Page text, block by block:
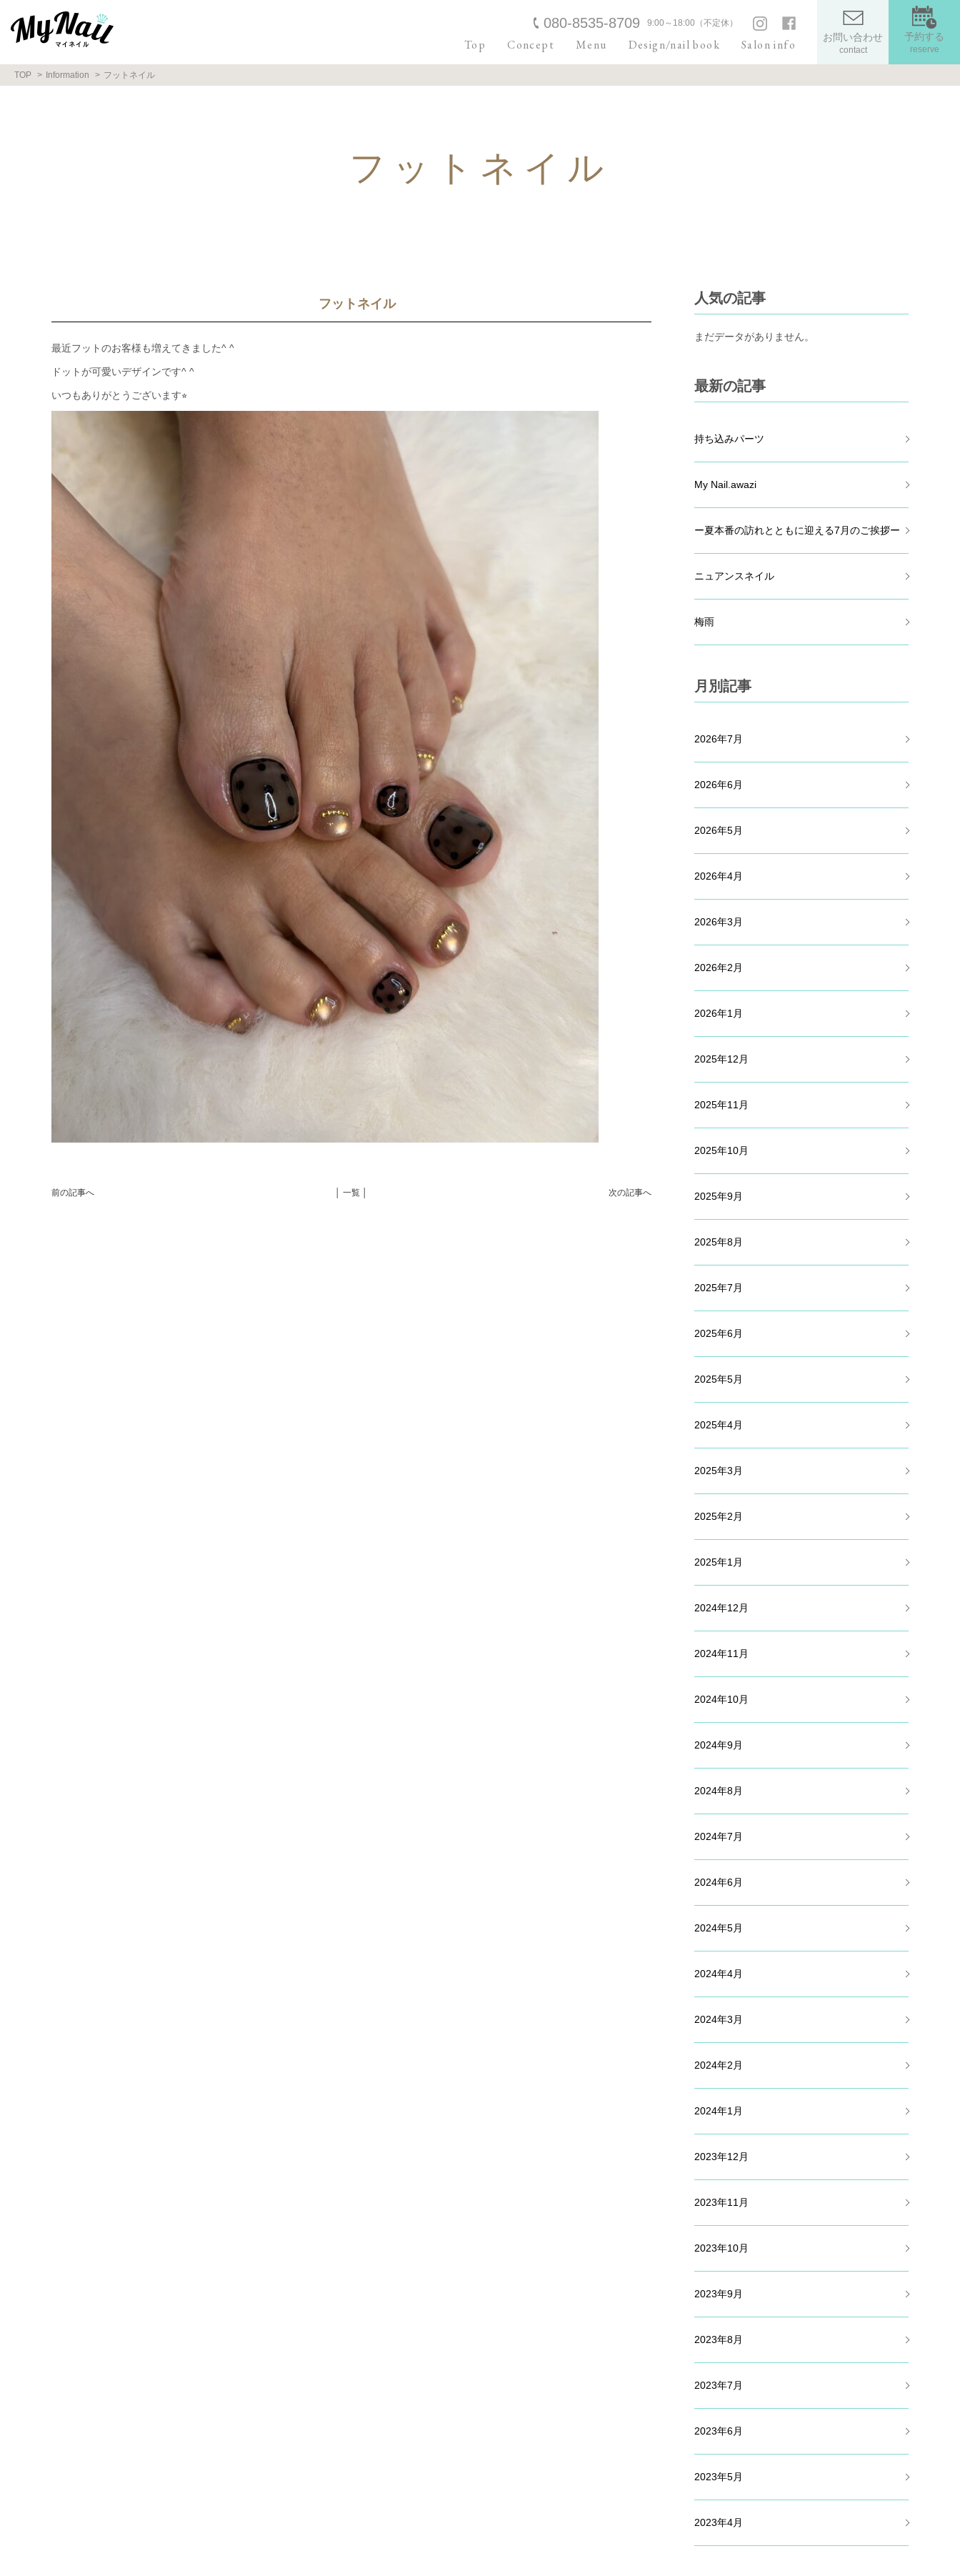
080-8535-8709 9:00～18:00（不定休）
Top Concept Menu Design/nail book Salon info お問い合わせ
contact
予約する
reserve
TOP Information フットネイル
フットネイル
フットネイル
最近フットのお客様も増えてきました^ ^
ドットが可愛いデザインです^ ^
いつもありがとうございます⭐︎
前の記事へ 次の記事へ
│ 一覧 │
人気の記事
まだデータがありません。
最新の記事
持ち込みパーツ
My Nail.awazi
ー夏本番の訪れとともに迎える7月のご挨拶ー
ニュアンスネイル
梅雨
月別記事
2026年7月
2026年6月
2026年5月
2026年4月
2026年3月
2026年2月
2026年1月
2025年12月
2025年11月
2025年10月
2025年9月
2025年8月
2025年7月
2025年6月
2025年5月
2025年4月
2025年3月
2025年2月
2025年1月
2024年12月
2024年11月
2024年10月
2024年9月
2024年8月
2024年7月
2024年6月
2024年5月
2024年4月
2024年3月
2024年2月
2024年1月
2023年12月
2023年11月
2023年10月
2023年9月
2023年8月
2023年7月
2023年6月
2023年5月
2023年4月